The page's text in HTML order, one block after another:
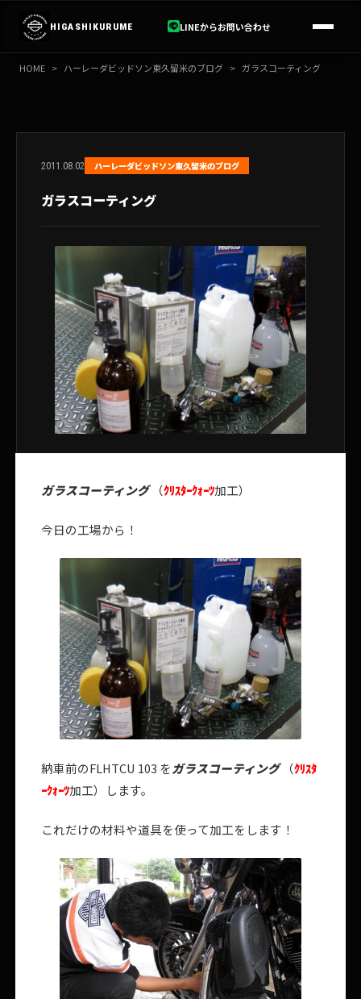
ス
HIGASHIKURUME LINEからお問い合わせ
HOME > ハーレーダビッドソン東久留米のブログ > ガラスコーティング
2011.08.02 ハーレーダビッドソン東久留米のブログ
ガラスコーティング
ガラスコーティング （ｸﾘｽﾀｰｸｫｰﾂ加工）
今日の工場から！
納車前のFLHTCU 103 をガラスコーティング （ｸﾘｽﾀ
ｰｸｫｰﾂ加工）します。
これだけの材料や道具を使って加工をします！